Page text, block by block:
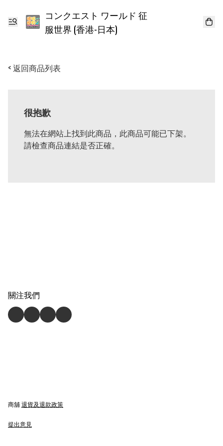
コンクエスト ワールド 征
服世界 (香港-日本)
< 返回商品列表
很抱歉
無法在網站上找到此商品，此商品可能已下架。
請檢查商品連結是否正確。
關注我們
商舖退貨及退款政策
提出意見